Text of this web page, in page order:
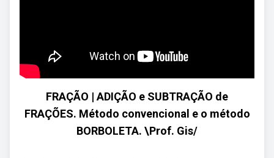
FRAÇÃO | ADIÇÃO e SUBTRAÇÃO de
FRAÇÕES. Método convencional e o método
BORBOLETA. \Prof. Gis/